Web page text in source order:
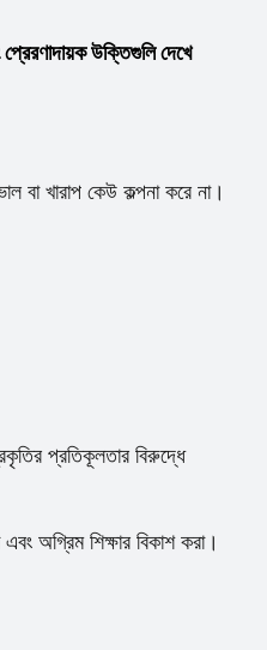
উক্তিগুলি দেখে
বা খারাপ কেউ কল্পনা করে না।
প্রতিকূলতার বিরুদ্ধে
অগ্রিম শিক্ষার বিকাশ করা।